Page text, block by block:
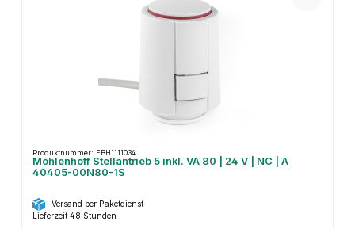
Produktnummer: FBH1111034
Möhlenhoff Stellantrieb 5 inkl. VA 80 | 24 V | NC | A
40405-00N80-1S
Versand per Paketdienst
Lieferzeit 48 Stunden